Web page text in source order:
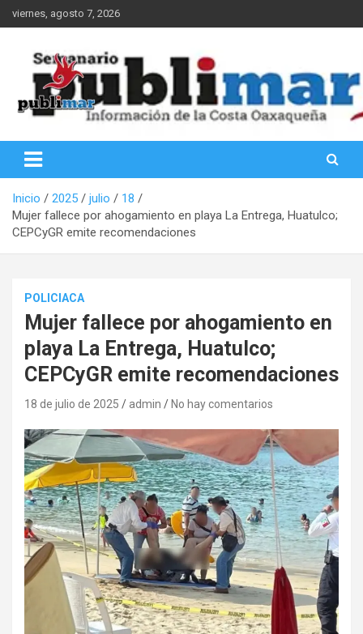
Saltar
al
viernes, agosto 7, 2026
PubliMar
Inicio 2025 julio
18
Mujer fallece por ahogamiento en playa La Entrega, Huatulco;
CEPCyGR emite recomendaciones
POLICIACA
Mujer fallece por ahogamiento en
playa La Entrega, Huatulco;
CEPCyGR emite recomendaciones
18 de julio de 2025 admin No hay comentarios